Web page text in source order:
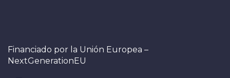
Financiado por la Unión Europea –
NextGenerationEU